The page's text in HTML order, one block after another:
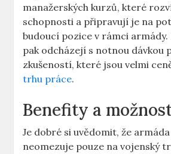
manažerských kurzů, které
schopnosti a připravují je na
budoucí pozice v rámci
pak odcházejí s notnou dávkou
zkušeností, které jsou velmi
trhu práce.
Benefity a
Je dobré si uvědomit, že armáda
neomezuje pouze na vojenský